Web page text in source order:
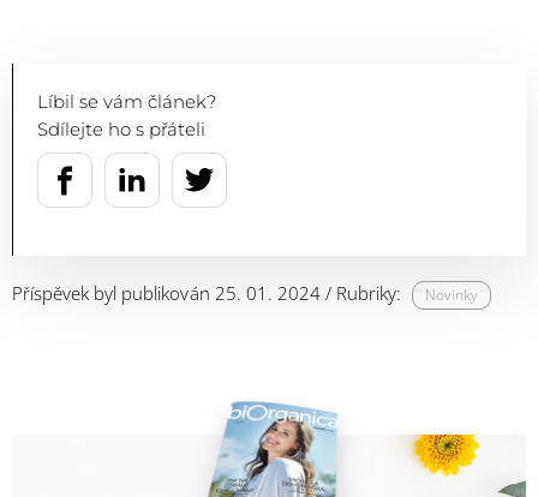
Líbil se vám článek?
Sdílejte ho s přáteli
Příspěvek byl publikován 25. 01. 2024 / Rubriky: Novinky